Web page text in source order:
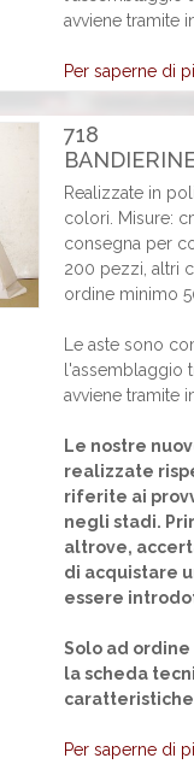
avviene tramite
Per saperne di
718
Realizzate in
colori. Misure:
consegna per
200 pezzi, altri
ordine minimo
Le aste sono
l'assemblaggio
avviene tramite
Le nostre
realizzate
riferite ai
negli stadi.
altrove,
di acquistare
essere
Solo ad
la scheda
Per saperne di